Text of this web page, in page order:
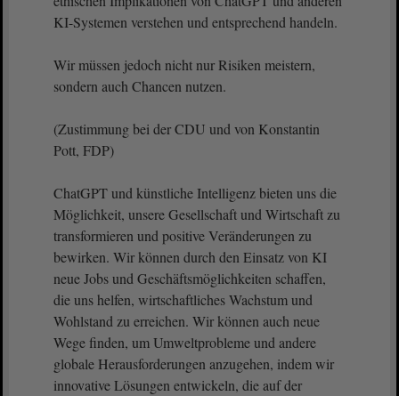
KI-Systemen verstehen und entsprechend handeln.
Wir müssen jedoch nicht nur Risiken meistern,
sondern auch Chancen nutzen.
(Zustimmung bei der CDU und von Konstantin
Pott, FDP)
ChatGPT und künstliche Intelligenz bieten uns die
Möglichkeit, unsere Gesellschaft und Wirtschaft zu
transformieren und positive Veränderungen zu
bewirken. Wir können durch den Einsatz von KI
neue Jobs und Geschäftsmöglichkeiten schaffen,
die uns helfen, wirtschaftliches Wachstum und
Wohlstand zu erreichen. Wir können auch neue
Wege finden, um Umweltprobleme und andere
globale Herausforderungen anzugehen, indem wir
innovative Lösungen entwickeln, die auf der